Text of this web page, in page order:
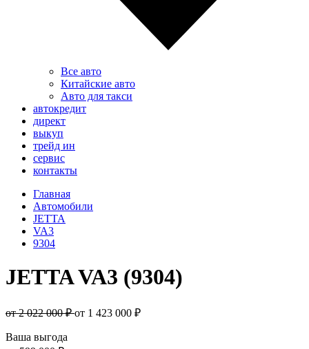
Все авто
Китайские авто
Авто для такси
автокредит
директ
выкуп
трейд ин
сервис
контакты
Главная
Автомобили
JETTA
VA3
9304
JETTA VA3 (9304)
от 2 022 000 ₽от 1 423 000 ₽
Ваша выгода